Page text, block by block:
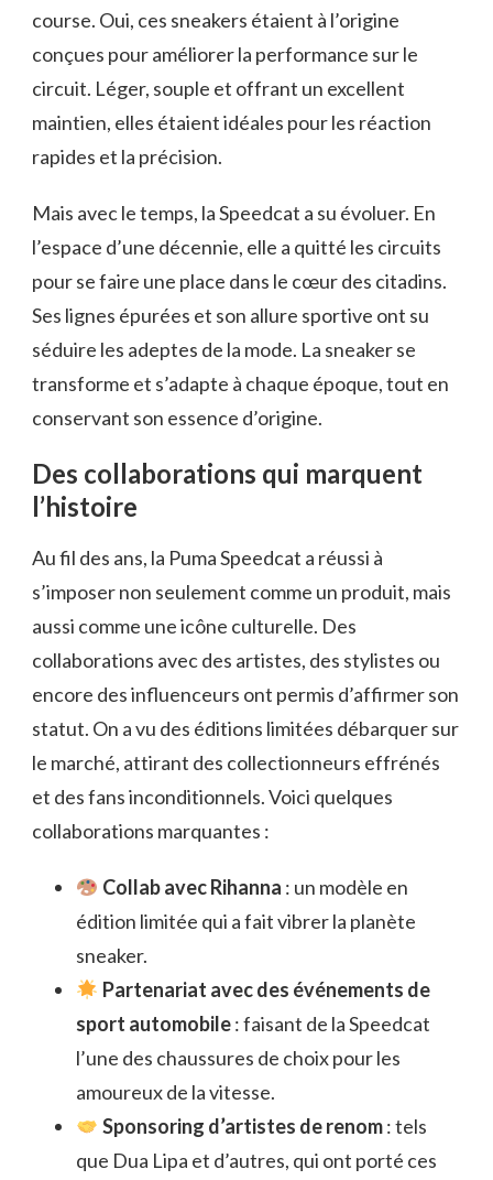
course. Oui, ces sneakers étaient à l’origine
conçues pour améliorer la performance sur le
circuit. Léger, souple et offrant un excellent
maintien, elles étaient idéales pour les réaction
rapides et la précision.
Mais avec le temps, la Speedcat a su évoluer. En
l’espace d’une décennie, elle a quitté les circuits
pour se faire une place dans le cœur des citadins.
Ses lignes épurées et son allure sportive ont su
séduire les adeptes de la mode. La sneaker se
transforme et s’adapte à chaque époque, tout en
conservant son essence d’origine.
Des collaborations qui marquent
l’histoire
Au fil des ans, la Puma Speedcat a réussi à
s’imposer non seulement comme un produit, mais
aussi comme une icône culturelle. Des
collaborations avec des artistes, des stylistes ou
encore des influenceurs ont permis d’affirmer son
statut. On a vu des éditions limitées débarquer sur
le marché, attirant des collectionneurs effrénés
et des fans inconditionnels. Voici quelques
collaborations marquantes :
Collab avec Rihanna : un modèle en
édition limitée qui a fait vibrer la planète
sneaker.
Partenariat avec des événements de
sport automobile: faisant de la Speedcat
l’une des chaussures de choix pour les
amoureux de la vitesse.
Sponsoring d’artistes de renom: tels
que Dua Lipa et d’autres, qui ont porté ces